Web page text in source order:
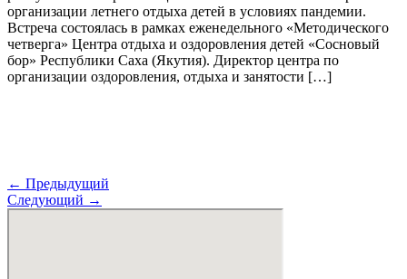
организации летнего отдыха детей в условиях пандемии.
Встреча состоялась в рамках еженедельного «Методического
четверга» Центра отдыха и оздоровления детей «Сосновый
бор» Республики Саха (Якутия). Директор центра по
организации оздоровления, отдыха и занятости […]
← Предыдущий
Следующий →